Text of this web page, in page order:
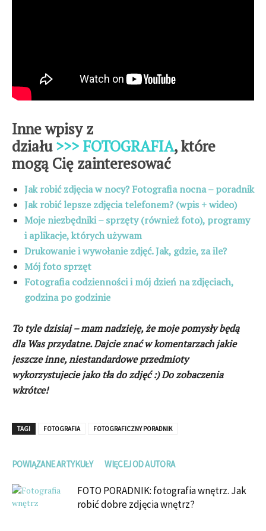
Inne wpisy z
działu>>> FOTOGRAFIA, które
mogą Cię zainteresować
Jak robić zdjęcia w nocy? Fotografia nocna – poradnik
Jak robić lepsze zdjęcia telefonem? (wpis + wideo)
Moje niezbędniki – sprzęty (również foto), programy
i aplikacje, których używam
Drukowanie i wywołanie zdjęć. Jak, gdzie, za ile?
Mój foto sprzęt
Fotografia codzienności i mój dzień na zdjęciach,
godzina po godzinie
To tyle dzisiaj – mam nadzieję, że moje pomysły będą
dla Was przydatne. Dajcie znać w komentarzach jakie
jeszcze inne, niestandardowe przedmioty
wykorzystujecie jako tła do zdjęć :) Do zobaczenia
wkrótce!
TAGI FOTOGRAFIA FOTOGRAFICZNY PORADNIK
POWIĄZANE ARTYKUŁY WIĘCEJ OD AUTORA
FOTO PORADNIK: fotografia wnętrz. Jak
robić dobre zdjęcia wnętrz?